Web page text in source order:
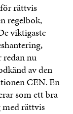
rättvis
regelbok,
viktigaste
nu
av den
CEN. En
som ett bra
med rättvis